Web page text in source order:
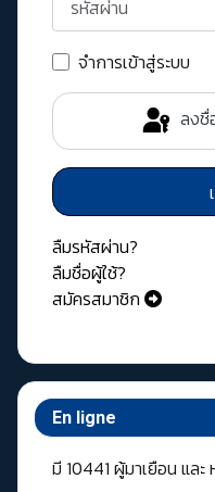
จำการเข้าสู่ระบบ
ลงชื่
ลืมรหัสผ่าน?
ลืมชื่อผู้ใช้?
สมัครสมาชิก
En ligne
มี 10441 ผู้มาเยือน แล